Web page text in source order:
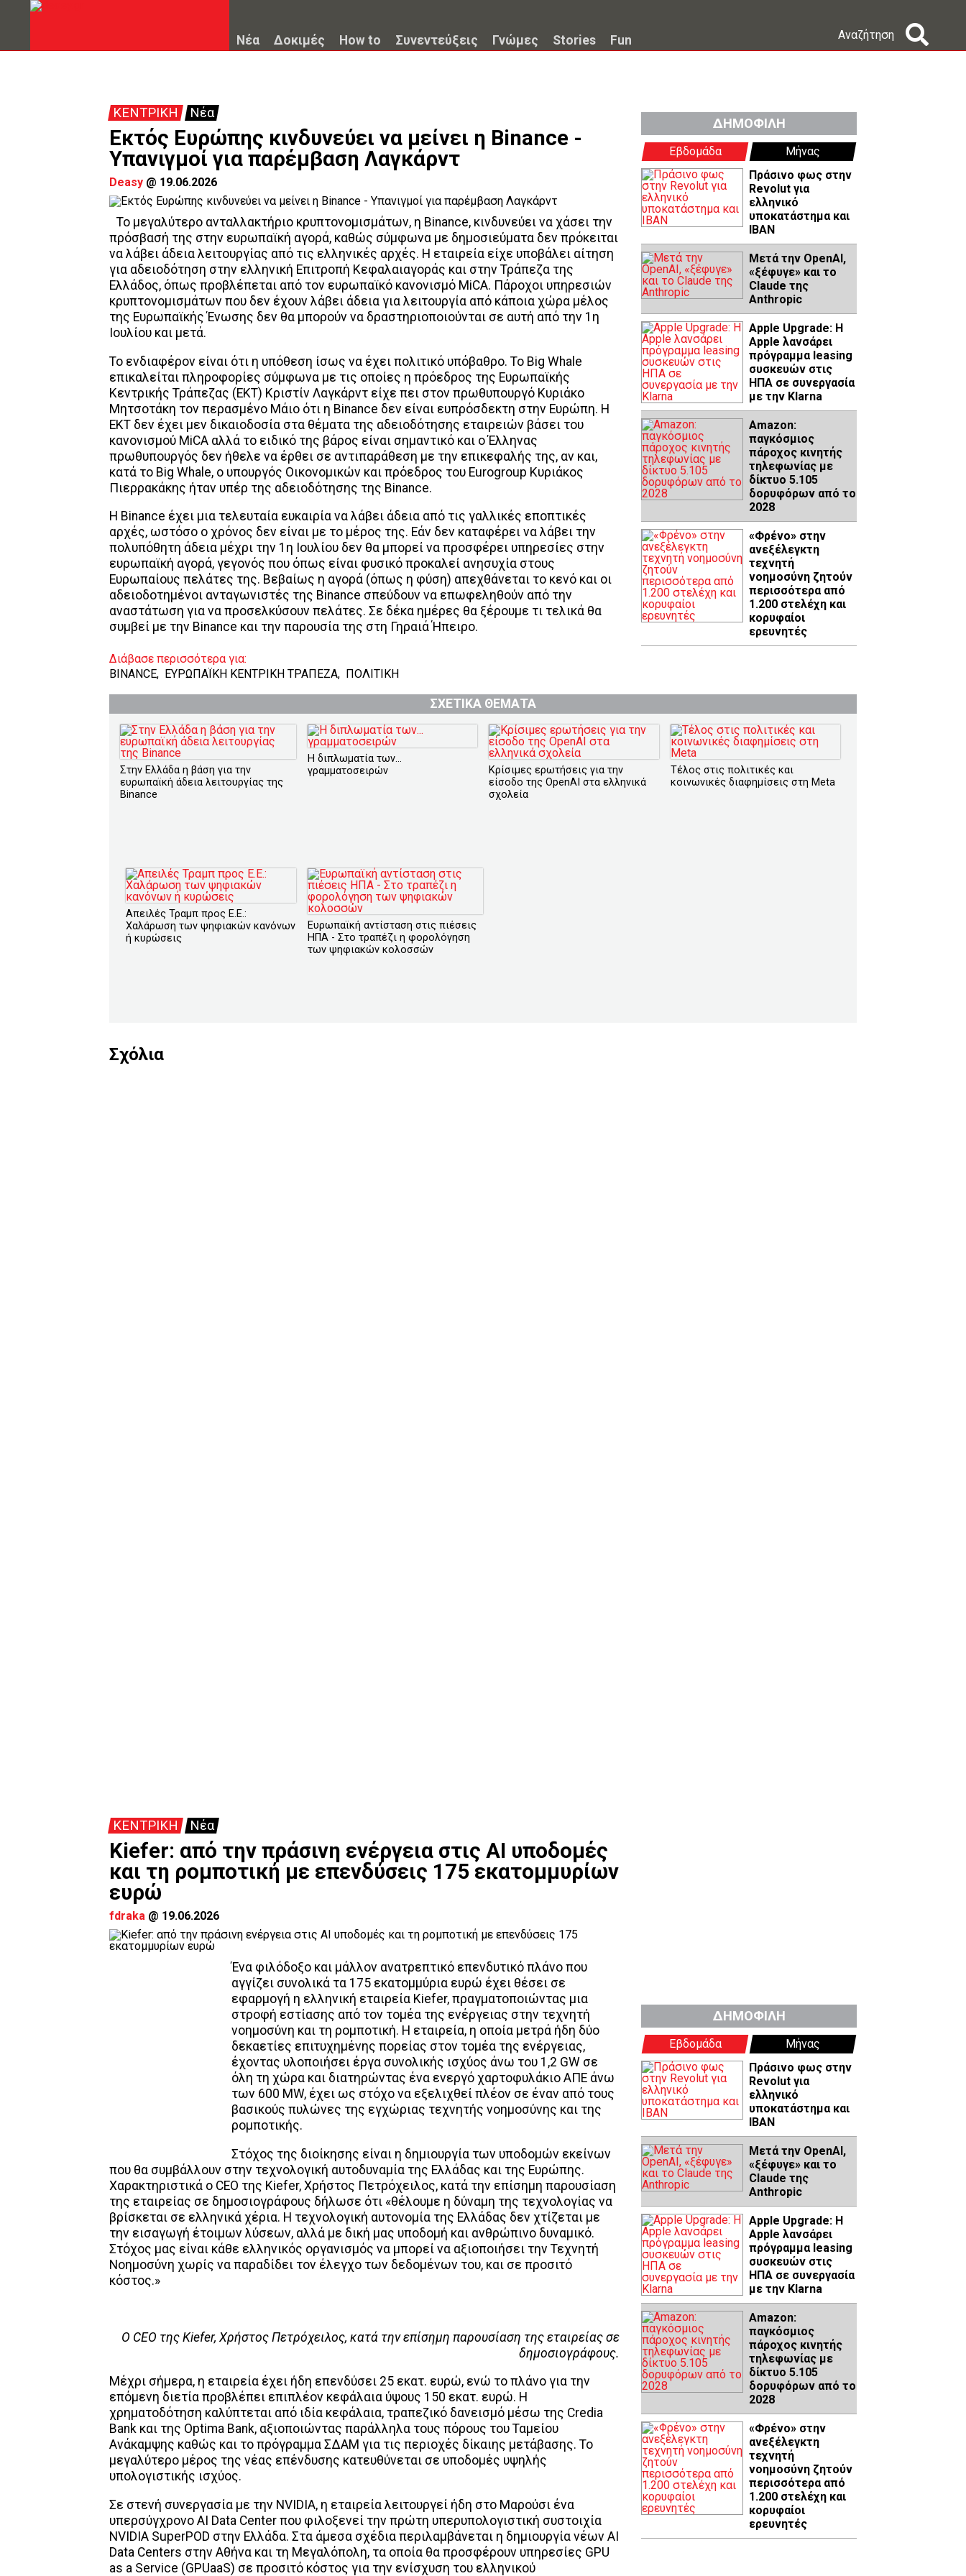
Νέα Δοκιμές How to Συνεντεύξεις Γνώμες Stories Fun Αναζήτηση
ΚΕΝΤΡΙΚΗ Νέα
Εκτός Ευρώπης κινδυνεύει να μείνει η Binance -
Υπανιγμοί για παρέμβαση Λαγκάρντ
Deasy @ 19.06.2026
Το μεγαλύτερο ανταλλακτήριο κρυπτονομισμάτων, η Binance, κινδυνεύει να χάσει την
πρόσβασή της στην ευρωπαϊκή αγορά, καθώς σύμφωνα με δημοσιεύματα δεν πρόκειται
να λάβει άδεια λειτουργίας από τις ελληνικές αρχές. Η εταιρεία είχε υποβάλει αίτηση
για αδειοδότηση στην ελληνική Επιτροπή Κεφαλαιαγοράς και στην Τράπεζα της
Ελλάδος, όπως προβλέπεται από τον ευρωπαϊκό κανονισμό MiCA. Πάροχοι υπηρεσιών
κρυπτονομισμάτων που δεν έχουν λάβει άδεια για λειτουργία από κάποια χώρα μέλος
της Ευρωπαϊκής Ένωσης δεν θα μπορούν να δραστηριοποιούνται σε αυτή από την 1η
Ιουλίου και μετά.
Το ενδιαφέρον είναι ότι η υπόθεση ίσως να έχει πολιτικό υπόβαθρο. Το Big Whale
επικαλείται πληροφορίες σύμφωνα με τις οποίες η πρόεδρος της Ευρωπαϊκής
Κεντρικής Τράπεζας (ΕΚΤ) Κριστίν Λαγκάρντ είχε πει στον πρωθυπουργό Κυριάκο
Μητσοτάκη τον περασμένο Μάιο ότι η Binance δεν είναι ευπρόσδεκτη στην Ευρώπη. Η
ΕΚΤ δεν έχει μεν δικαιοδοσία στα θέματα της αδειοδότησης εταιρειών βάσει του
κανονισμού MiCA αλλά το ειδικό της βάρος είναι σημαντικό και ο Έλληνας
πρωθυπουργός δεν ήθελε να έρθει σε αντιπαράθεση με την επικεφαλής της, αν και,
κατά το Big Whale, ο υπουργός Οικονομικών και πρόεδρος του Eurogroup Κυριάκος
Πιερρακάκης ήταν υπέρ της αδειοδότησης της Binance.
Η Binance έχει μια τελευταία ευκαιρία να λάβει άδεια από τις γαλλικές εποπτικές
αρχές, ωστόσο ο χρόνος δεν είναι με το μέρος της. Εάν δεν καταφέρει να λάβει την
πολυπόθητη άδεια μέχρι την 1η Ιουλίου δεν θα μπορεί να προσφέρει υπηρεσίες στην
ευρωπαϊκή αγορά, γεγονός που όπως είναι φυσικό προκαλεί ανησυχία στους
Ευρωπαίους πελάτες της. Βεβαίως η αγορά (όπως η φύση) απεχθάνεται το κενό και οι
αδειοδοτημένοι ανταγωνιστές της Binance σπεύδουν να επωφεληθούν από την
αναστάτωση για να προσελκύσουν πελάτες. Σε δέκα ημέρες θα ξέρουμε τι τελικά θα
συμβεί με την Binance και την παρουσία της στη Γηραιά Ήπειρο.
ΔΗΜΟΦΙΛΗ
Εβδομάδα
Μήνας
Πράσινο φως στην
Revolut για
ελληνικό
υποκατάστημα και
IBAN
Μετά την OpenAI,
«ξέφυγε» και το
Claude της
Anthropic
Apple Upgrade: Η
Apple λανσάρει
πρόγραμμα leasing
συσκευών στις
ΗΠΑ σε συνεργασία
με την Klarna
Amazon:
παγκόσμιος
πάροχος κινητής
τηλεφωνίας με
δίκτυο 5.105
δορυφόρων από το
2028
«Φρένο» στην
ανεξέλεγκτη
τεχνητή
νοημοσύνη ζητούν
περισσότερα από
1.200 στελέχη και
κορυφαίοι
ερευνητές
Διάβασε περισσότερα για:
BINANCE, ΕΥΡΩΠΑΪΚΗ ΚΕΝΤΡΙΚΗ ΤΡΑΠΕΖΑ, ΠΟΛΙΤΙΚΗ
ΣΧΕΤΙΚΑ ΘΕΜΑΤΑ
Στην Ελλάδα η βάση για την
ευρωπαϊκή άδεια λειτουργίας της
Binance
Η διπλωματία των...
γραμματοσειρών
Κρίσιμες ερωτήσεις για την
είσοδο της OpenAI στα ελληνικά
σχολεία
Τέλος στις πολιτικές και
κοινωνικές διαφημίσεις στη Meta
Απειλές Τραμπ προς Ε.Ε.:
Χαλάρωση των ψηφιακών κανόνων
ή κυρώσεις
Ευρωπαϊκή αντίσταση στις πιέσεις
ΗΠΑ - Στο τραπέζι η φορολόγηση
των ψηφιακών κολοσσών
Σχόλια
ΚΕΝΤΡΙΚΗ Νέα
Kiefer: από την πράσινη ενέργεια στις ΑΙ υποδομές
και τη ρομποτική με επενδύσεις 175 εκατομμυρίων
ευρώ
fdraka @ 19.06.2026
Ένα φιλόδοξο και μάλλον ανατρεπτικό επενδυτικό πλάνο που
αγγίζει συνολικά τα 175 εκατομμύρια ευρώ έχει θέσει σε
εφαρμογή η ελληνική εταιρεία Kiefer, πραγματοποιώντας μια
στροφή εστίασης από τον τομέα της ενέργειας στην τεχνητή
νοημοσύνη και τη ρομποτική. Η εταιρεία, η οποία μετρά ήδη δύο
δεκαετίες επιτυχημένης πορείας στον τομέα της ενέργειας,
έχοντας υλοποιήσει έργα συνολικής ισχύος άνω του 1,2 GW σε
όλη τη χώρα και διατηρώντας ένα ενεργό χαρτοφυλάκιο ΑΠΕ άνω
των 600 MW, έχει ως στόχο να εξελιχθεί πλέον σε έναν από τους
βασικούς πυλώνες της εγχώριας τεχνητής νοημοσύνης και της
ρομποτικής.
Στόχος της διοίκησης είναι η δημιουργία των υποδομών εκείνων
που θα συμβάλλουν στην τεχνολογική αυτοδυναμία της Ελλάδας και της Ευρώπης.
Χαρακτηριστικά ο CEO της Kiefer, Χρήστος Πετρόχειλος, κατά την επίσημη παρουσίαση
της εταιρείας σε δημοσιογράφους δήλωσε ότι «θέλουμε η δύναμη της τεχνολογίας να
βρίσκεται σε ελληνικά χέρια. Η τεχνολογική αυτονομία της Ελλάδας δεν χτίζεται με
την εισαγωγή έτοιμων λύσεων, αλλά με δική μας υποδομή και ανθρώπινο δυναμικό.
Στόχος μας είναι κάθε ελληνικός οργανισμός να μπορεί να αξιοποιήσει την Τεχνητή
Νοημοσύνη χωρίς να παραδίδει τον έλεγχο των δεδομένων του, και σε προσιτό
κόστος.»
Ο CEO της Kiefer, Χρήστος Πετρόχειλος, κατά την επίσημη παρουσίαση της εταιρείας σε
δημοσιογράφους.
Μέχρι σήμερα, η εταιρεία έχει ήδη επενδύσει 25 εκατ. ευρώ, ενώ το πλάνο για την
επόμενη διετία προβλέπει επιπλέον κεφάλαια ύψους 150 εκατ. ευρώ. Η
χρηματοδότηση καλύπτεται από ιδία κεφάλαια, τραπεζικό δανεισμό μέσω της Credia
Bank και της Optima Bank, αξιοποιώντας παράλληλα τους πόρους του Ταμείου
Ανάκαμψης καθώς και το πρόγραμμα ΣΔΑΜ για τις περιοχές δίκαιης μετάβασης. Το
μεγαλύτερο μέρος της νέας επένδυσης κατευθύνεται σε υποδομές υψηλής
υπολογιστικής ισχύος.
Σε στενή συνεργασία με την NVIDIA, η εταιρεία λειτουργεί ήδη στο Μαρούσι ένα
υπερσύγχρονο AI Data Center που φιλοξενεί την πρώτη υπερυπολογιστική συστοιχία
NVIDIA SuperPOD στην Ελλάδα. Στα άμεσα σχέδια περιλαμβάνεται η δημιουργία νέων AI
Data Centers στην Αθήνα και τη Μεγαλόπολη, τα οποία θα προσφέρουν υπηρεσίες GPU
as a Service (GPUaaS) σε προσιτό κόστος για την ενίσχυση του ελληνικού
ΔΗΜΟΦΙΛΗ
Εβδομάδα
Μήνας
Πράσινο φως στην
Revolut για
ελληνικό
υποκατάστημα και
IBAN
Μετά την OpenAI,
«ξέφυγε» και το
Claude της
Anthropic
Apple Upgrade: Η
Apple λανσάρει
πρόγραμμα leasing
συσκευών στις
ΗΠΑ σε συνεργασία
με την Klarna
Amazon:
παγκόσμιος
πάροχος κινητής
τηλεφωνίας με
δίκτυο 5.105
δορυφόρων από το
2028
«Φρένο» στην
ανεξέλεγκτη
τεχνητή
νοημοσύνη ζητούν
περισσότερα από
1.200 στελέχη και
κορυφαίοι
ερευνητές